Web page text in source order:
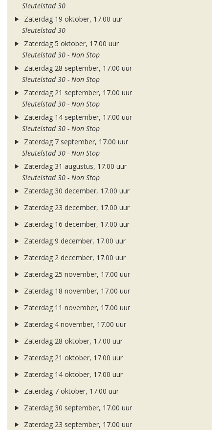
Sleutelstad 30
Zaterdag 19 oktober, 17.00 uur
Sleutelstad 30
Zaterdag 5 oktober, 17.00 uur
Sleutelstad 30 - Non Stop
Zaterdag 28 september, 17.00 uur
Sleutelstad 30 - Non Stop
Zaterdag 21 september, 17.00 uur
Sleutelstad 30 - Non Stop
Zaterdag 14 september, 17.00 uur
Sleutelstad 30 - Non Stop
Zaterdag 7 september, 17.00 uur
Sleutelstad 30 - Non Stop
Zaterdag 31 augustus, 17.00 uur
Sleutelstad 30 - Non Stop
Zaterdag 30 december, 17.00 uur
Zaterdag 23 december, 17.00 uur
Zaterdag 16 december, 17.00 uur
Zaterdag 9 december, 17.00 uur
Zaterdag 2 december, 17.00 uur
Zaterdag 25 november, 17.00 uur
Zaterdag 18 november, 17.00 uur
Zaterdag 11 november, 17.00 uur
Zaterdag 4 november, 17.00 uur
Zaterdag 28 oktober, 17.00 uur
Zaterdag 21 oktober, 17.00 uur
Zaterdag 14 oktober, 17.00 uur
Zaterdag 7 oktober, 17.00 uur
Zaterdag 30 september, 17.00 uur
Zaterdag 23 september, 17.00 uur